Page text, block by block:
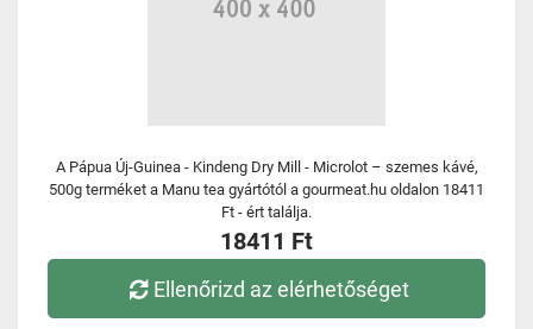
A Pápua Új-Guinea - Kindeng Dry Mill - Microlot – szemes kávé,
500g terméket a Manu tea gyártótól a gourmeat.hu oldalon 18411
Ft - ért találja.
18411 Ft
Ellenőrizd az elérhetőséget